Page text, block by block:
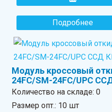
Подробнее
Модуль кроссовый
24FC/SM-24FC/UPC
Количество на складе:0
Размер опт.: 10 шт